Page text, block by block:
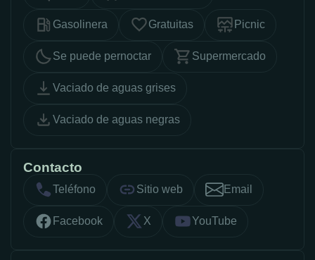
Gasolinera Gratuitas Picnic
Se puede pernoctar Supermercado
Vaciado de aguas grises
Vaciado de aguas negras
Contacto
Teléfono Sitio web Email
Facebook X YouTube